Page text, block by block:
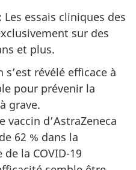
Les essais cliniques des
sur des
et plus.
s’est révélé efficace à
pour prévenir la
grave.
vaccin d’AstraZeneca
62 % dans la
la COVID-19